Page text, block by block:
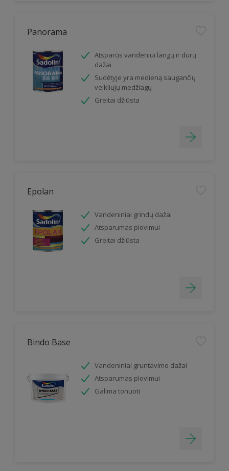
Panorama
Atsparūs vandeniui langų ir durų
dažai
Sudėtyje yra medieną saugančių
veikliųjų medžiagų
Greitai džiūsta
Epolan
Vandeniniai grindų dažai
Atsparumas plovimui
Greitai džiūsta
Bindo Base
Vandeniniai gruntavimo dažai
Atsparumas plovimui
Galima tonuoti